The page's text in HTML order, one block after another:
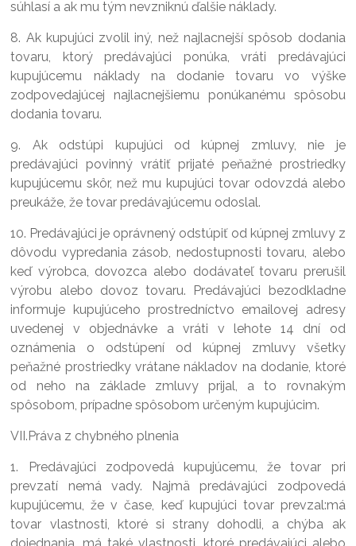
súhlasí a ak mu tým nevzniknú ďalšie náklady.
8. Ak kupujúci zvolil iný, než najlacnejší spôsob dodania
tovaru, ktorý predávajúci ponúka, vráti predávajúci
kupujúcemu náklady na dodanie tovaru vo výške
zodpovedajúcej najlacnejšiemu ponúkanému spôsobu
dodania tovaru.
9. Ak odstúpi kupujúci od kúpnej zmluvy, nie je
predávajúci povinný vrátiť prijaté peňažné prostriedky
kupujúcemu skôr, než mu kupujúci tovar odovzdá alebo
preukáže, že tovar predávajúcemu odoslal.
10. Predávajúci je oprávnený odstúpiť od kúpnej zmluvy z
dôvodu vypredania zásob, nedostupnosti tovaru, alebo
keď výrobca, dovozca alebo dodávateľ tovaru prerušil
výrobu alebo dovoz tovaru. Predávajúci bezodkladne
informuje kupujúceho prostredníctvo emailovej adresy
uvedenej v objednávke a vráti v lehote 14 dní od
oznámenia o odstúpení od kúpnej zmluvy všetky
peňažné prostriedky vrátane nákladov na dodanie, ktoré
od neho na základe zmluvy prijal, a to rovnakým
spôsobom, prípadne spôsobom určeným kupujúcim.
VII.Práva z chybného plnenia
1. Predávajúci zodpovedá kupujúcemu, že tovar pri
prevzatí nemá vady. Najmä predávajúci zodpovedá
kupujúcemu, že v čase, keď kupujúci tovar prevzal:má
tovar vlastnosti, ktoré si strany dohodli, a chýba ak